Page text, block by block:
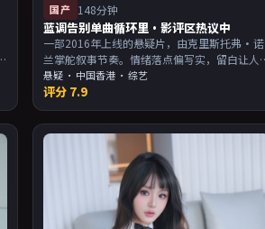
国产 148分钟
蓝调告别单曲循环里·影评区热议中
一部2016年上线的悬疑片，由克里斯托弗·诺
兰掌舵叙事节奏。情绪落点偏写实，留白让人
回味；片尾余韵足，讨论空间大。主演以演技
派为主，适合喜欢强叙事与人物关系的观众加
入片单。
悬疑 · 中国香港 · 综艺
评分 7.9